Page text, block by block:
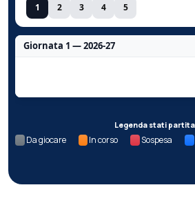
1 2 3 4 5
Giornata 1 — 2026-27
Legenda stati partita
Da giocare In corso Sospesa